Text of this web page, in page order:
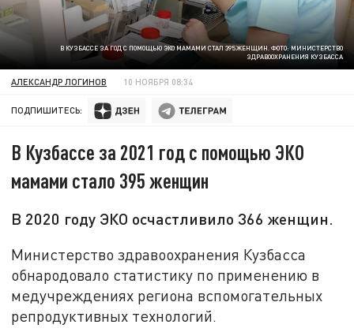
В КУЗБАССЕ ЗА ГОД С ПОМОЩЬЮ ЭКО МАМАМИ СТАЛ 395 ЖЕНЩИН. ФОТО: МИНИСТЕРСТВО
ЗДРАВООХРАНЕНИЯ КУЗБАССА
АЛЕКСАНДР ЛОГИНОВ 10 НОЯБРЯ 08:34
ПОДПИШИТЕСЬ:
В Кузбассе за 2021 год с помощью ЭКО
мамами стало 395 женщин
В 2020 году ЭКО осчастливило 366 женщин.
Министерство здравоохранения Кузбасса
обнародовало статистику по применению в
медучреждениях региона вспомогательных
репродуктивных технологий.